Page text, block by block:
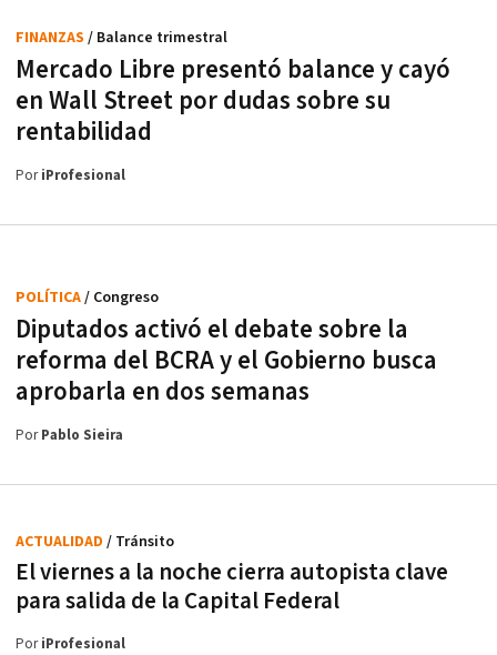
Mercado Libre presentó balance y cayó
en Wall Street por dudas sobre su
rentabilidad
FINANZAS / Balance trimestral
PoriProfesional
Diputados activó el debate sobre la
reforma del BCRA y el Gobierno busca
aprobarla en dos semanas
POLÍTICA/ Congreso
PorPablo Sieira
El viernes a la noche cierra autopista clave
para salida de la Capital Federal
ACTUALIDAD / Tránsito
PoriProfesional